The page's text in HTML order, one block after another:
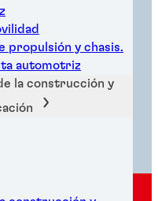
propulsión y chasis.
automotriz
la construcción y